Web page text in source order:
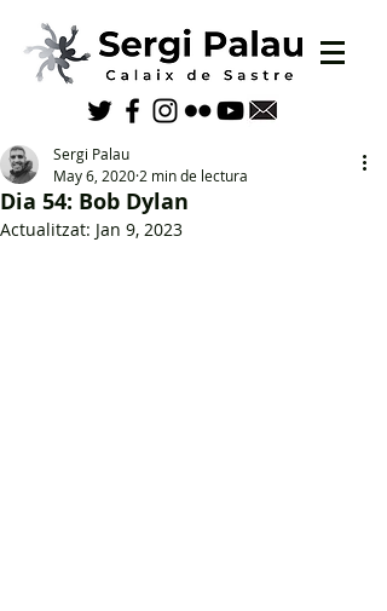
Dia 54: Bob Dylan
Sergi Palau
May 6, 2020 2 min de lectura
Actualitzat: Jan 9, 2023